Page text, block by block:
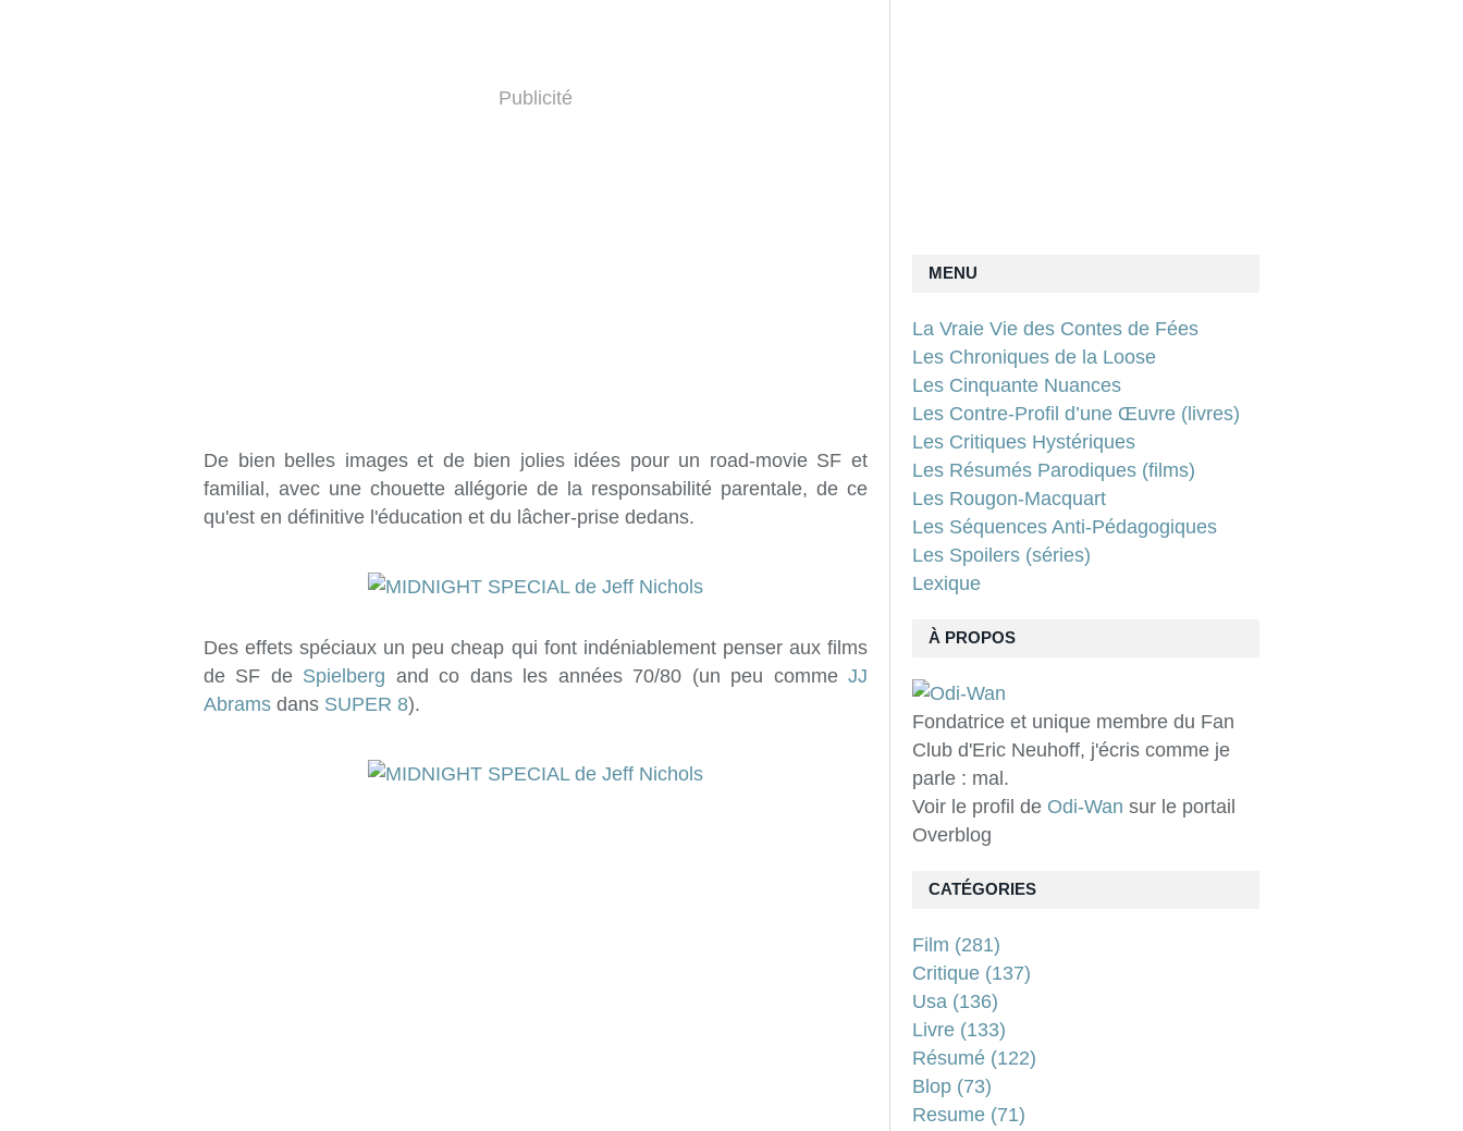
Publicité
De bien belles images et de bien jolies idées pour un road-movie SF et
familial, avec une chouette allégorie de la responsabilité parentale, de ce
qu'est en définitive l'éducation et du lâcher-prise dedans.
Des effets spéciaux un peu cheap qui font indéniablement penser aux films
de SF de Spielberg and co dans les années 70/80 (un peu commeJJ
Abrams dans SUPER 8).
À PROPOS
Fondatrice et unique membre du Fan
Club d'Eric Neuhoff, j'écris comme je
parle : mal.
Voir le profil de Odi-Wan sur le portail
Overblog
MENU
La Vraie Vie des Contes de Fées
Les Chroniques de la Loose
Les Cinquante Nuances
Les Contre-Profil d’une Œuvre (livres)
Les Critiques Hystériques
Les Résumés Parodiques (films)
Les Rougon-Macquart
Les Séquences Anti-Pédagogiques
Les Spoilers (séries)
Lexique
CATÉGORIES
Film (281)
Critique (137)
Usa (136)
Livre (133)
Résumé (122)
Blop (73)
Resume (71)